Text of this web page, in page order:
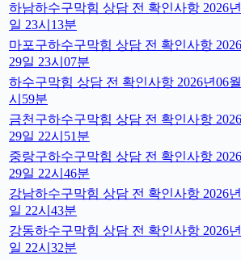
하남하수구막힘 상담 전 확인사항 2026
일 23시13분
마포구하수구막힘 상담 전 확인사항
29일 23시07분
하수구막힘 상담 전 확인사항 2026년06
시59분
금천구하수구막힘 상담 전 확인사항
29일 22시51분
중랑구하수구막힘 상담 전 확인사항
29일 22시46분
강남하수구막힘 상담 전 확인사항 2026
일 22시43분
강동하수구막힘 상담 전 확인사항 2026
일 22시32분